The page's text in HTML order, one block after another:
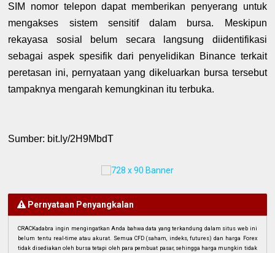
SIM nomor telepon dapat memberikan penyerang untuk
mengakses sistem sensitif dalam bursa. Meskipun
rekayasa sosial belum secara langsung diidentifikasi
sebagai aspek spesifik dari penyelidikan Binance terkait
peretasan ini, pernyataan yang dikeluarkan bursa tersebut
tampaknya mengarah kemungkinan itu terbuka.
Sumber: bit.ly/2H9MbdT
Pernyataan Penyangkalan
CRACKadabra ingin mengingatkan Anda bahwa data yang terkandung dalam situs web ini
belum tentu real-time atau akurat. Semua CFD (saham, indeks, futures) dan harga Forex
tidak disediakan oleh bursa tetapi oleh para pembuat pasar, sehingga harga mungkin tidak